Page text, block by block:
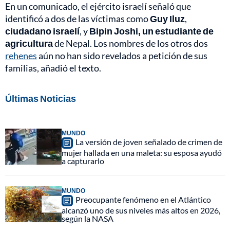
En un comunicado, el ejército israelí señaló que
identificó a dos de las víctimas comoGuy Iluz,
ciudadano israelí, yBipin Joshi, un estudiante de
agriculturade Nepal. Los nombres de los otros dos
rehenesaún no han sido revelados a petición de sus
familias, añadió el texto.
Últimas Noticias
MUNDO
La versión de joven señalado de crimen de
mujer hallada en una maleta: su esposa ayudó
a capturarlo
MUNDO
Preocupante fenómeno en el Atlántico
alcanzó uno de sus niveles más altos en 2026,
según la NASA